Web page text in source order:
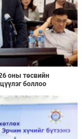
оны төсвийн
боллоо